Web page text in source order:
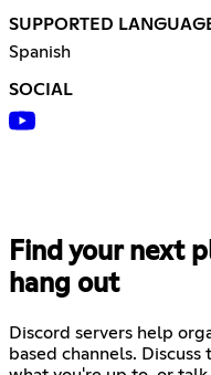
SUPPORTED
Spanish
SOCIAL
Find your next
hang out
Discord servers help
based channels.